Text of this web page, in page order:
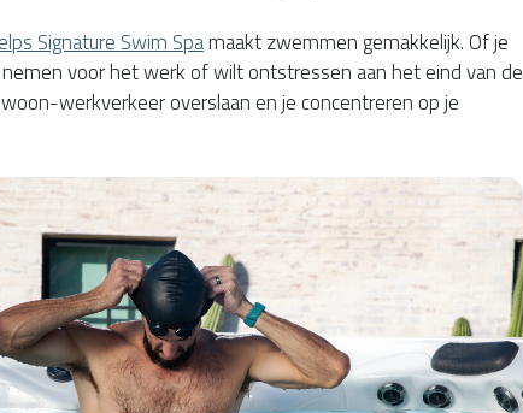
Signature Swim Spamaakt zwemmen gemakkelijk. Of je
voor het werk of wilt ontstressen aan het eind van de
werkverkeer overslaan en je concentreren op je